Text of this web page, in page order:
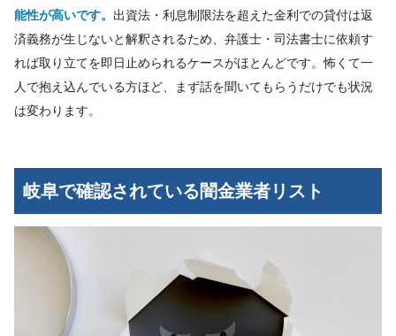
能性が高いです。 出資法・利息制限法を超えた金利での貸付は返
済義務が生じないと解釈されるため、弁護士・司法書士に依頼す
れば取り立てを即日止められるケースがほとんどです。怖くて一
人で抱え込んでいる方ほど、まず話を聞いてもらうだけでも状況
は変わります。
岐阜で確認されている闇金業者リスト